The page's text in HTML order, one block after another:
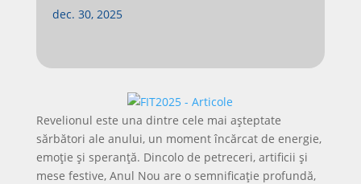
dec. 30, 2025
Revelionul este una dintre cele mai așteptate
sărbători ale anului, un moment încărcat de energie,
emoție și speranță. Dincolo de petreceri, artificii și
mese festive, Anul Nou are o semnificație profundă,